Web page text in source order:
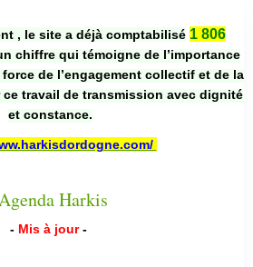
, le site a déjà comptabilisé 1 806
chiffre qui témoigne de l’importance
de l’engagement collectif et de la
travail de transmission avec dignité
et constance.
- Mis à jour -